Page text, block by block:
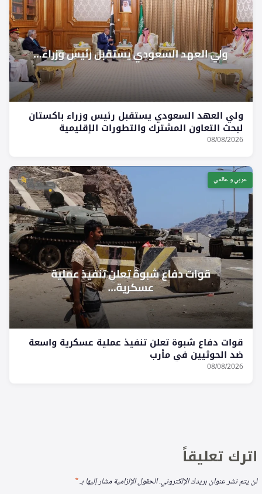
ولي العهد السعودي يستقبل رئيس وزراء باكستان
لبحث التعاون المشترك والتطورات الإقليمية
08/08/2026
عربي و عالمي
قوات دفاع شبوة تعلن تنفيذ عملية عسكرية واسعة
ضد الحوثيين في مأرب
08/08/2026
اترك تعليقاً
لن يتم نشر عنوان بريدك الإلكتروني.الحقول الإلزامية مشار إليها بـ*